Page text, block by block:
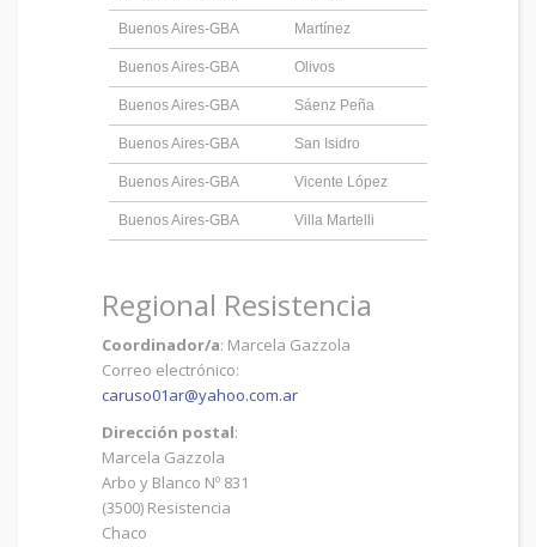
Buenos Aires-GBA Martínez
Buenos Aires-GBA Olivos
Buenos Aires-GBA Sáenz Peña
Buenos Aires-GBA San Isidro
Buenos Aires-GBA Vicente López
Buenos Aires-GBA Villa Martelli
Regional Resistencia
Coordinador/a: Marcela Gazzola
Correo electrónico:
caruso01ar@yahoo.com.ar
Dirección postal:
Marcela Gazzola
Arbo y Blanco Nº 831
(3500) Resistencia
Chaco